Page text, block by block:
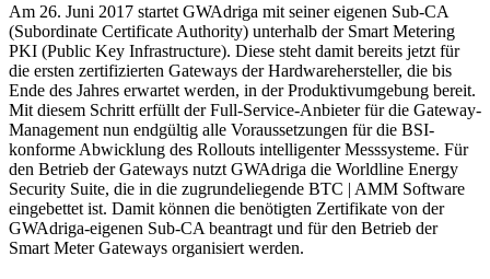
Am 26. Juni 2017 startet GWAdriga mit seiner eigenen Sub-CA
(Subordinate Certificate Authority) unterhalb der Smart Metering
PKI (Public Key Infrastructure). Diese steht damit bereits jetzt für
die ersten zertifizierten Gateways der Hardwarehersteller, die bis
Ende des Jahres erwartet werden, in der Produktivumgebung bereit.
Mit diesem Schritt erfüllt der Full-Service-Anbieter für die Gateway-
Management nun endgültig alle Voraussetzungen für die BSI-
konforme Abwicklung des Rollouts intelligenter Messsysteme. Für
den Betrieb der Gateways nutzt GWAdriga die Worldline Energy
Security Suite, die in die zugrundeliegende BTC | AMM Software
eingebettet ist. Damit können die benötigten Zertifikate von der
GWAdriga-eigenen Sub-CA beantragt und für den Betrieb der
Smart Meter Gateways organisiert werden.